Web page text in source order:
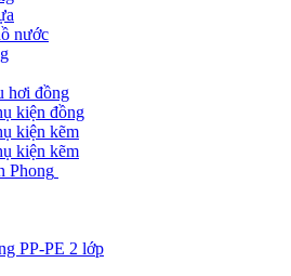
nước
hơi đồng
kiện đồng
kiện kẽm
kiện kẽm
Phong
PP-PE 2 lớp